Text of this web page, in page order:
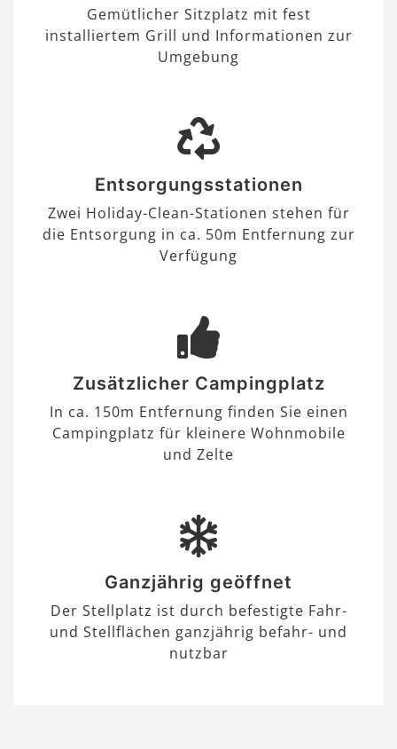
Gemütlicher Sitzplatz mit fest
installiertem Grill und Informationen zur
Umgebung
Entsorgungsstationen
Zwei Holiday-Clean-Stationen stehen für
die Entsorgung in ca. 50m Entfernung zur
Verfügung
Zusätzlicher Campingplatz
In ca. 150m Entfernung finden Sie einen
Campingplatz für kleinere Wohnmobile
und Zelte
Ganzjährig geöffnet
Der Stellplatz ist durch befestigte Fahr-
und Stellflächen ganzjährig befahr- und
nutzbar